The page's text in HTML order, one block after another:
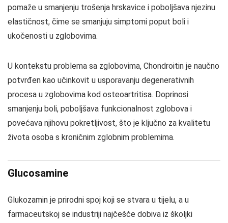
pomaže u smanjenju trošenja hrskavice i poboljšava njezinu
elastičnost, čime se smanjuju simptomi poput boli i
ukočenosti u zglobovima.
U kontekstu problema sa zglobovima, Chondroitin je naučno
potvrđen kao učinkovit u usporavanju degenerativnih
procesa u zglobovima kod osteoartritisa. Doprinosi
smanjenju boli, poboljšava funkcionalnost zglobova i
povećava njihovu pokretljivost, što je ključno za kvalitetu
života osoba s kroničnim zglobnim problemima.
Glucosamine
Glukozamin je prirodni spoj koji se stvara u tijelu, a u
farmaceutskoj se industriji najčešće dobiva iz školjki